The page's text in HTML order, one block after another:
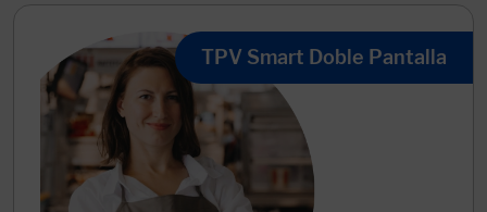
TPV Smart Doble Pantalla